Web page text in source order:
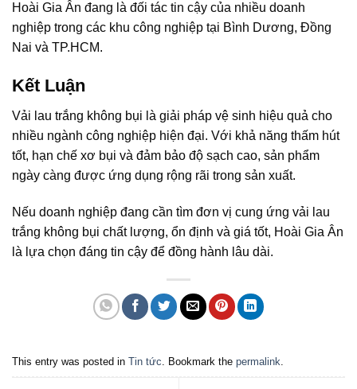
Hoài Gia Ân đang là đối tác tin cậy của nhiều doanh
nghiệp trong các khu công nghiệp tại Bình Dương, Đồng
Nai và TP.HCM.
Kết Luận
Vải lau trắng không bụi là giải pháp vệ sinh hiệu quả cho
nhiều ngành công nghiệp hiện đại. Với khả năng thấm hút
tốt, hạn chế xơ bụi và đảm bảo độ sạch cao, sản phẩm
ngày càng được ứng dụng rộng rãi trong sản xuất.
Nếu doanh nghiệp đang cần tìm đơn vị cung ứng vải lau
trắng không bụi chất lượng, ổn định và giá tốt, Hoài Gia Ân
là lựa chọn đáng tin cậy để đồng hành lâu dài.
This entry was posted in Tin tức. Bookmark the permalink.